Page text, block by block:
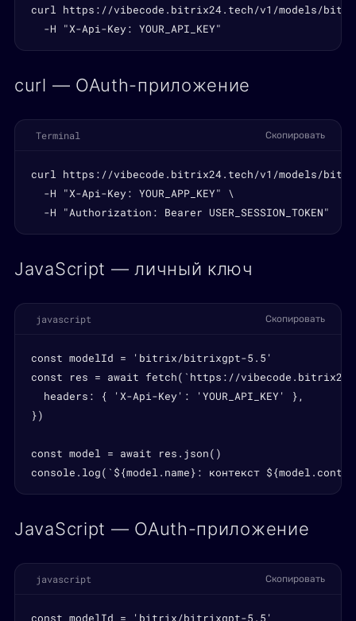
curl https://vibecode.bitrix24.tech/v1/models/
  -H "X-Api-Key: YOUR_API_KEY"
curl — OAuth-приложение
Terminal Скопировать
curl https://vibecode.bitrix24.tech/v1/models/
  -H "X-Api-Key: YOUR_APP_KEY" \
  -H "Authorization: Bearer USER_SESSION_TOKEN"
JavaScript — личный ключ
javascript Скопировать
const modelId = 'bitrix/bitrixgpt-5.5'
const res = await fetch(`https://
  headers: { 'X-Api-Key': 'YOUR_API_KEY' },
})
const model = await res.json()
console.log(`${model.name}: контекст
JavaScript — OAuth-приложение
javascript Скопировать
const modelId = 'bitrix/bitrixgpt-5.5'